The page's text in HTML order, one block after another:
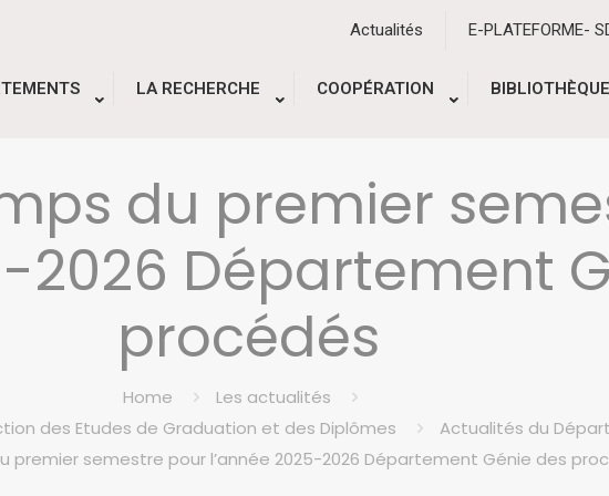
Actualités E-PLATEFORME-
LA RECHERCHE COOPÉRATION BIBLIOTHÈQUE
du premier
2026 Département
procédés
Home
Les actualités
des Etudes de Graduation et des Diplômes
Actualités du
premier semestre pour l’année 2025-2026 Département Génie des